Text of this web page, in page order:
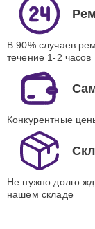
В 90% случаев
течение 1-2 часов
Конкурентные
Не нужно долго
нашем складе